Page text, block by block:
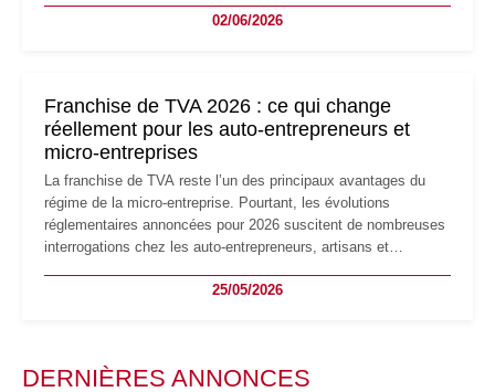
les auto-entrepreneurs devront s'adapter à un environnement
02/06/2026
Franchise de TVA 2026 : ce qui change
réellement pour les auto-entrepreneurs et
micro-entreprises
La franchise de TVA reste l’un des principaux avantages du
régime de la micro-entreprise. Pourtant, les évolutions
réglementaires annoncées pour 2026 suscitent de nombreuses
interrogations chez les auto-entrepreneurs, artisans et
facturation ou risque de bascule vers la TVA : les règles
25/05/2026
DERNIÈRES ANNONCES